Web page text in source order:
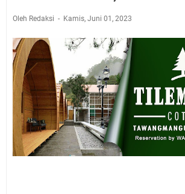
Oleh Redaksi Kamis, Juni 01, 2023